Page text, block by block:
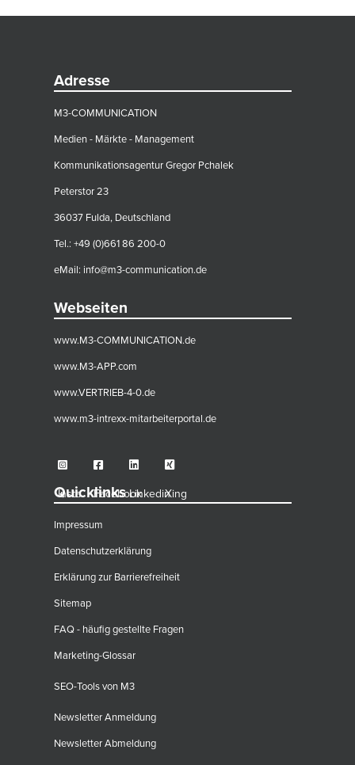
Adresse
M3-COMMUNICATION
Medien - Märkte - Management
Kommunikationsagentur Gregor Pchalek
Peterstor 23
36037 Fulda, Deutschland
Tel.: +49 (0)661 86 200-0
eMail: info@m3-communication.de
Webseiten
www.M3-COMMUNICATION.de
www.M3-APP.com
www.VERTRIEB-4-0.de
www.m3-intrexx-mitarbeiterportal.de
Insta FacebookLinkedinXing
Quicklinks
Impressum
Datenschutzerklärung
Erklärung zur Barrierefreiheit
Sitemap
FAQ - häufig gestellte Fragen
Marketing-Glossar
SEO-Tools von M3
Newsletter Anmeldung
Newsletter Abmeldung